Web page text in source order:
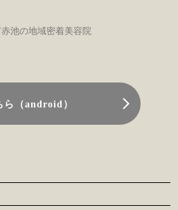
池の地域密着美容院
ら（android）